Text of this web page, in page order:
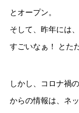
とオープン。
そして、昨年には
すごいなぁ！ とた
しかし、コロナ禍
からの情報は、ネ